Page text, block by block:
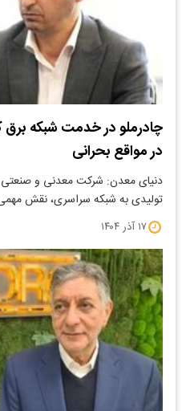
چادرملو در خدمت شبکه برق
در مواقع بحرانی
دنیای معدن: شرکت معدنی و صنعتی
تولیدی به شبکه سراسری، نقش مهمی
۱۷ آذر ۱۴۰۴